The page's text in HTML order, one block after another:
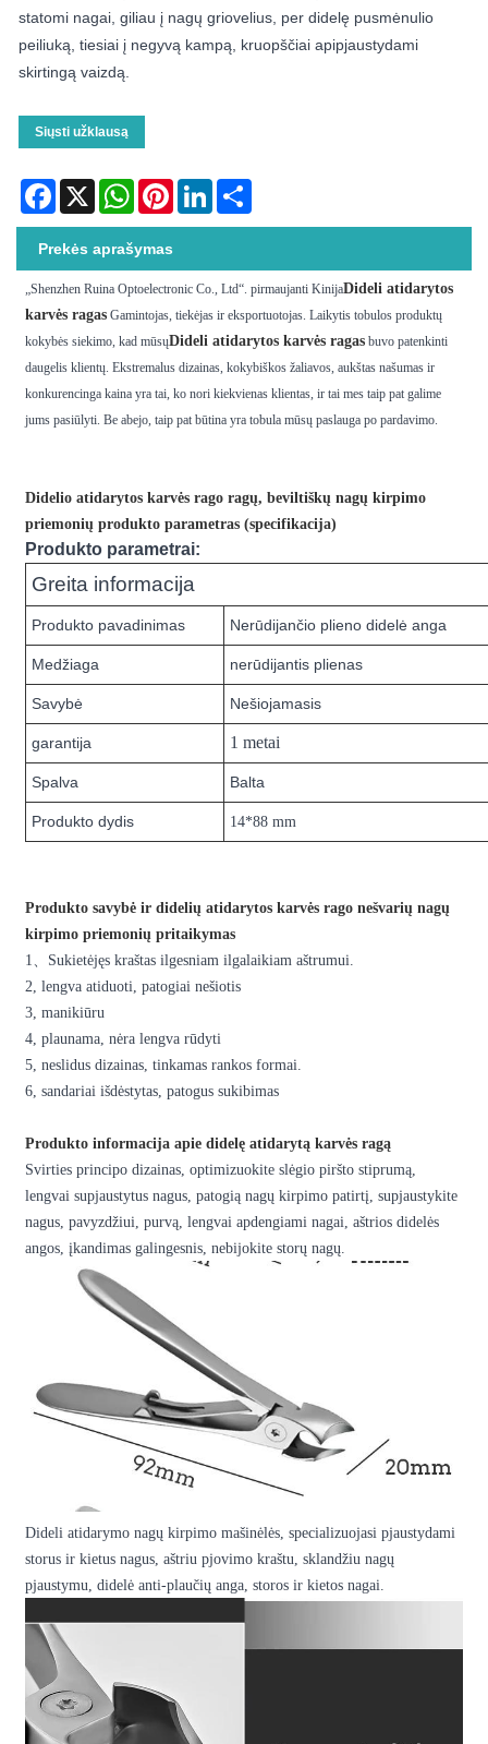
statomi nagai, giliau į nagų griovelius, per didelę pusmėnulio
peiliuką, tiesiai į negyvą kampą, kruopščiai apipjaustydami
skirtingą vaizdą.
Siųsti užklausą
Facebook
X WhatsAppPinterestLinkedIn
Prekės aprašymas
„Shenzhen Ruina Optoelectronic Co., Ltd“. pirmaujanti KinijaDideli atidarytos
karvės ragas Gamintojas, tiekėjas ir eksportuotojas. Laikytis tobulos produktų
kokybės siekimo, kad mūsųDideli atidarytos karvės ragas buvo patenkinti
daugelis klientų. Ekstremalus dizainas, kokybiškos žaliavos, aukštas našumas ir
konkurencinga kaina yra tai, ko nori kiekvienas klientas, ir tai mes taip pat galime
jums pasiūlyti. Be abejo, taip pat būtina yra tobula mūsų paslauga po pardavimo.
Didelio atidarytos karvės rago ragų, beviltiškų nagų kirpimo
priemonių produkto parametras (specifikacija)
Produkto parametrai:
Greita informacija
Produkto pavadinimas Nerūdijančio plieno didelė anga
Medžiaga nerūdijantis plienas
Savybė Nešiojamasis
garantija 1 metai
Spalva Balta
Produkto dydis 14*88 mm
Produkto savybė ir didelių atidarytos karvės rago nešvarių nagų
kirpimo priemonių pritaikymas
1
Sukietėjęs kraštas ilgesniam ilgalaikiam aštrumui.
2, lengva atiduoti, patogiai nešiotis
3, manikiūru
4, plaunama, nėra lengva rūdyti
5, neslidus dizainas, tinkamas rankos formai.
6, sandariai išdėstytas, patogus sukibimas
Produkto informacija apie didelę atidarytą karvės ragą
Svirties principo dizainas, optimizuokite slėgio piršto stiprumą,
lengvai supjaustytus nagus, patogią nagų kirpimo patirtį, supjaustykite
nagus, pavyzdžiui, purvą, lengvai apdengiami nagai, aštrios didelės
angos, įkandimas galingesnis, nebijokite storų nagų.
Dideli atidarymo nagų kirpimo mašinėlės, specializuojasi pjaustydami
storus ir kietus nagus, aštriu pjovimo kraštu, sklandžiu nagų
pjaustymu, didelė anti-plaučių anga, storos ir kietos nagai.